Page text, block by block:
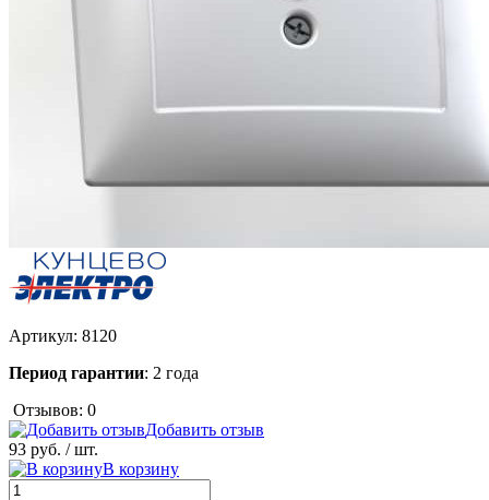
Артикул: 8120
Период гарантии: 2 года
Отзывов: 0
Добавить отзыв
93 руб. / шт.
В корзину